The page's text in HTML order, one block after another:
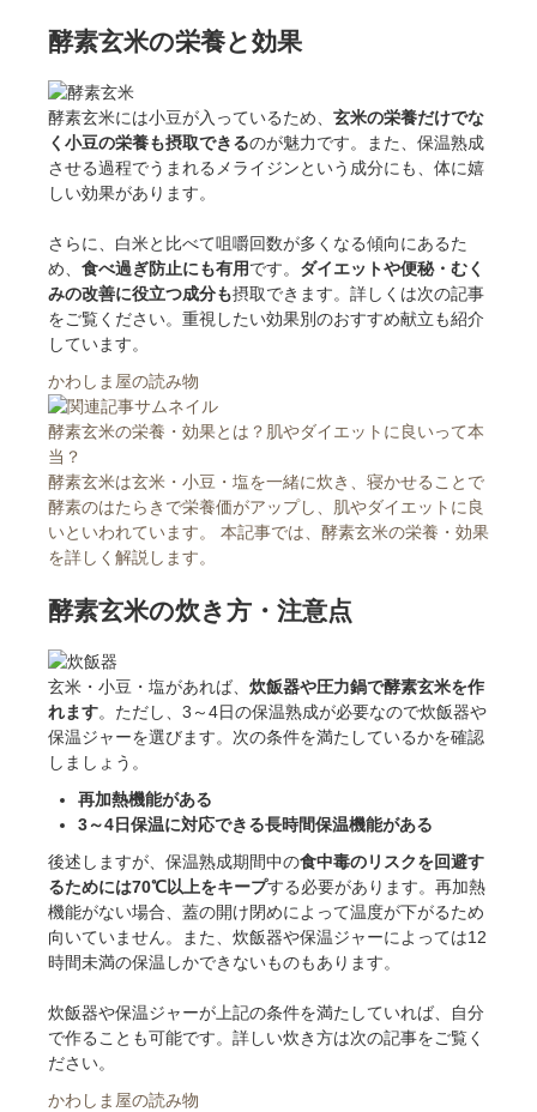
酵素玄米の栄養と効果
酵素玄米には小豆が入っているため、 玄米の栄養だけでな
く小豆の栄養も摂取できるのが魅力です。また、保温熟成
させる過程でうまれるメライジンという成分にも、体に嬉
しい効果があります。
さらに、白米と比べて咀嚼回数が多くなる傾向にあるた
め、 食べ過ぎ防止にも有用です。 ダイエットや便秘・むく
みの改善に役立つ成分も摂取できます。詳しくは次の記事
をご覧ください。重視したい効果別のおすすめ献立も紹介
しています。
かわしま屋の読み物
酵素玄米の栄養・効果とは？肌やダイエットに良いって本
当？
酵素玄米は玄米・小豆・塩を一緒に炊き、寝かせることで
酵素のはたらきで栄養価がアップし、肌やダイエットに良
いといわれています。 本記事では、酵素玄米の栄養・効果
を詳しく解説します。
酵素玄米の炊き方・注意点
玄米・小豆・塩があれば、 炊飯器や圧力鍋で酵素玄米を作
れます。ただし、3～4日の保温熟成が必要なので炊飯器や
保温ジャーを選びます。次の条件を満たしているかを確認
しましょう。
再加熱機能がある
3～4日保温に対応できる長時間保温機能がある
後述しますが、保温熟成期間中の食中毒のリスクを回避す
るためには70℃以上をキープする必要があります。再加熱
機能がない場合、蓋の開け閉めによって温度が下がるため
向いていません。また、炊飯器や保温ジャーによっては12
時間未満の保温しかできないものもあります。
炊飯器や保温ジャーが上記の条件を満たしていれば、自分
で作ることも可能です。詳しい炊き方は次の記事をご覧く
ださい。
かわしま屋の読み物